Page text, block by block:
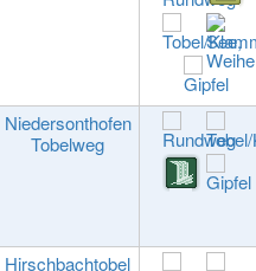
Niedersonthofen
Tobelweg
Hirschbachtobel